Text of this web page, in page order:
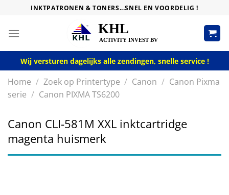
content
INKTPATRONEN & TONERS...SNEL EN VOORDELIG !
Wij versturen dagelijks alle zendingen, snelle service !
Home / Zoek op Printertype / Canon / Canon Pixma
serie / Canon PIXMA TS6200
Canon CLI-581M XXL inktcartridge
magenta huismerk